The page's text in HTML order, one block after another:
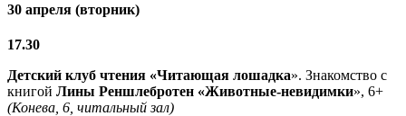
30 апреля (вторник)
17.30
Детский клуб чтения «Читающая лошадка». Знакомство с
книгой Лины Реншлебротен «Животные-невидимки», 6+
(Конева, 6, читальный зал)